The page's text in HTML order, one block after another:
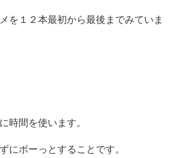
を１２本最初から最後までみていま
時間を使います。
にボーっとすることです。